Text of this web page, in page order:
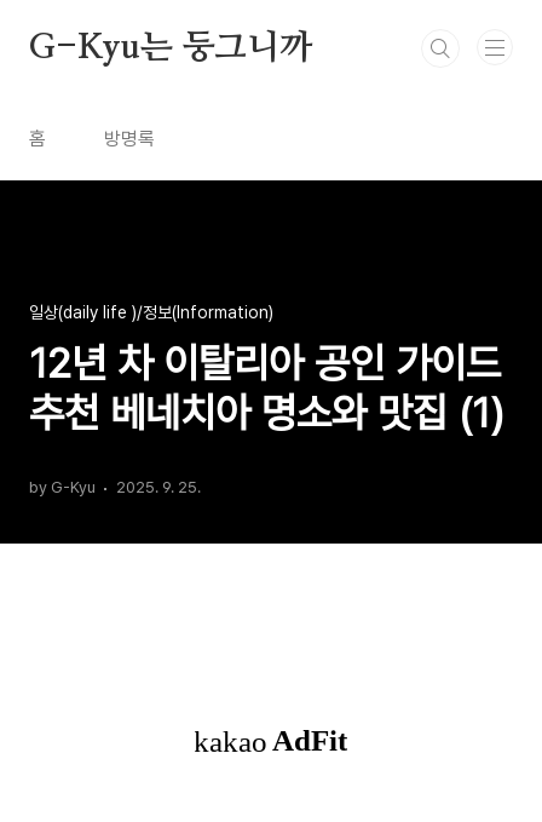
G-Kyu는 둥그니까
홈 방명록
일상(daily life )/정보(Information)
12년 차 이탈리아 공인 가이드
추천 베네치아 명소와 맛집 (1)
by G-Kyu 2025. 9. 25.